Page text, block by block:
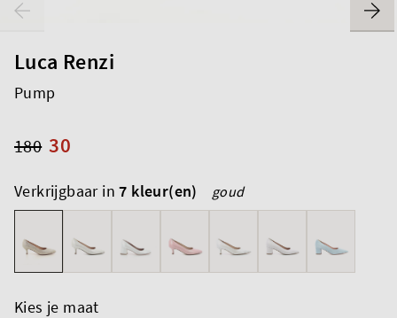
Luca Renzi
Pump
30
180
Verkrijgbaar in7 kleur(en) goud
Kies je maat